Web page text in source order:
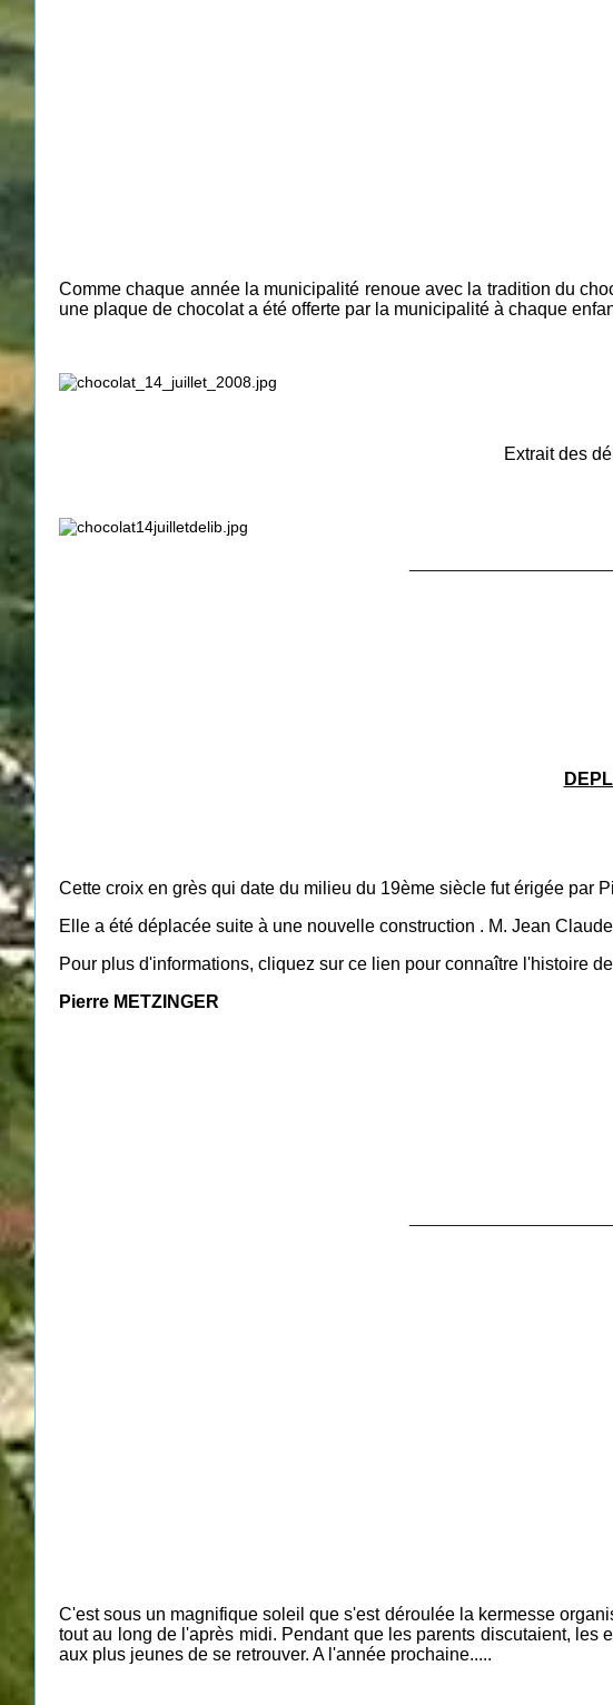
Comme chaque année la municipalité renoue avec la tradition du
une plaque de chocolat a été offerte par la municipalité à chaque
Extrait des
Cette croix en grès qui date du milieu du 19ème siècle fut érigée par
Elle a été déplacée suite à une nouvelle construction . M. Jean
Pour plus d'informations, cliquez sur ce lien pour connaître l'histoire de
Pierre METZINGER
C'est sous un magnifique soleil que s'est déroulée la kermesse
tout au long de l'après midi. Pendant que les parents discutaient, les
aux plus jeunes de se retrouver. A l'année prochaine.....